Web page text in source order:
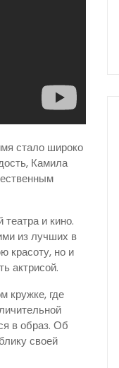
стало широко
Камила
и кино.
из лучших в
красоту, но и
актрисой.
кружке, где
в образ. Об
своей